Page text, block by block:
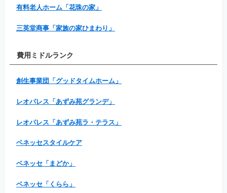
有料老人ホーム「花珠の家」
三英堂商事「家族の家ひまわり」
費用ミドルランク
創生事業団「グッドタイムホーム」
レオパレス「あずみ苑グランデ」
レオパレス「あずみ苑ラ・テラス」
ベネッセスタイルケア
ベネッセ「まどか」
ベネッセ「くらら」